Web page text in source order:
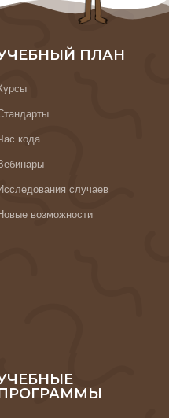
ПЛАН
кода
случаев
возможности